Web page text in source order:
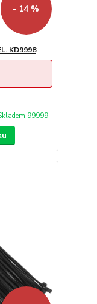
- 14 %
KD9998
99999